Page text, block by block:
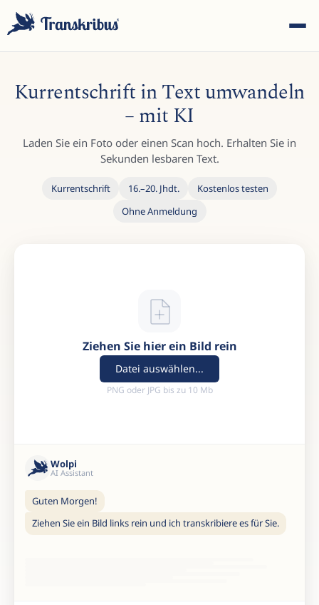
Tippen Sie, um in Modellen, Sites und Blog-Beiträgen zu
Kurrentschrift in Text umwandeln
– mit KI
Laden Sie ein Foto oder einen Scan hoch. Erhalten Sie in
Sekunden lesbaren Text.
Kurrentschrift 16.–20. Jhdt.
Kostenlos testen
Ohne Anmeldung
Ziehen Sie hier ein Bild rein
Datei auswählen...
PNG oder JPG bis zu 10 Mb
Wolpi
AI Assistant
Guten Morgen!
Ziehen Sie ein Bild links rein und ich transkribiere es für Sie.